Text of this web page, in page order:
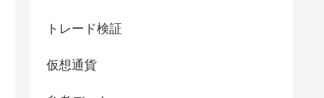
トレード検証
仮想通貨